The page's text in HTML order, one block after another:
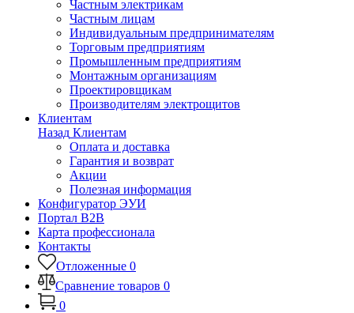
Частным электрикам
Частным лицам
Индивидуальным предпринимателям
Торговым предприятиям
Промышленным предприятиям
Монтажным организациям
Проектировщикам
Производителям электрощитов
Клиентам
Назад Клиентам
Оплата и доставка
Гарантия и возврат
Акции
Полезная информация
Конфигуратор ЭУИ
Портал B2B
Карта профессионала
Контакты
Отложенные 0
Сравнение товаров 0
0